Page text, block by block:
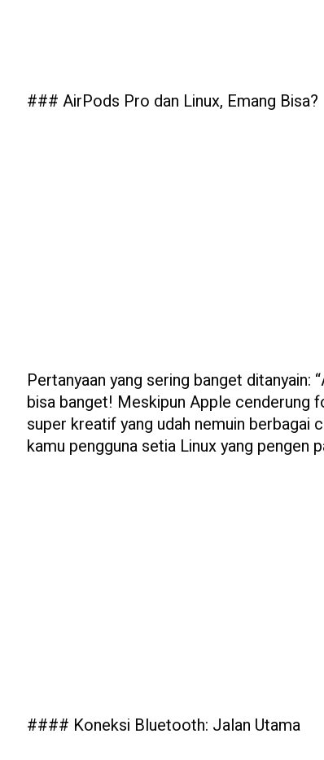
### AirPods Pro dan Linux, Emang Bisa?
Pertanyaan yang sering banget ditanyain:
bisa banget! Meskipun Apple cenderung
super kreatif yang udah nemuin berbagai
kamu pengguna setia Linux yang pengen
#### Koneksi Bluetooth: Jalan Utama